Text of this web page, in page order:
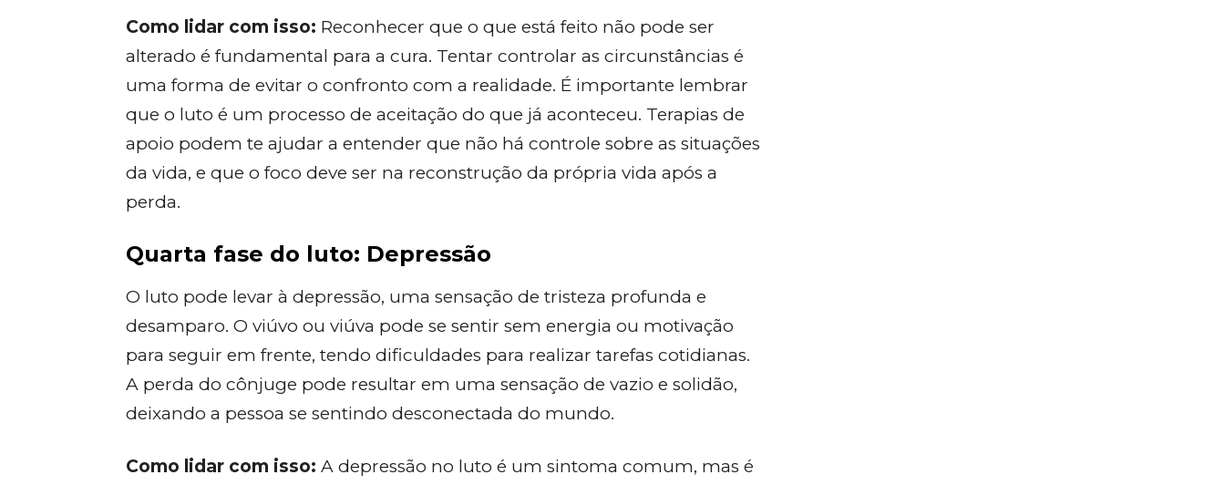
Como lidar com isso: Reconhecer que o que está feito não pode ser
alterado é fundamental para a cura. Tentar controlar as circunstâncias é
uma forma de evitar o confronto com a realidade. É importante lembrar
que o luto é um processo de aceitação do que já aconteceu. Terapias de
apoio podem te ajudar a entender que não há controle sobre as situações
da vida, e que o foco deve ser na reconstrução da própria vida após a
perda.
Quarta fase do luto: Depressão
O luto pode levar à depressão, uma sensação de tristeza profunda e
desamparo. O viúvo ou viúva pode se sentir sem energia ou motivação
para seguir em frente, tendo dificuldades para realizar tarefas cotidianas.
A perda do cônjuge pode resultar em uma sensação de vazio e solidão,
deixando a pessoa se sentindo desconectada do mundo.
Como lidar com isso: A depressão no luto é um sintoma comum, mas é